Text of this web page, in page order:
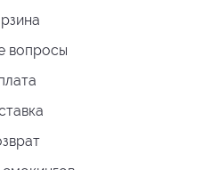
вопросы